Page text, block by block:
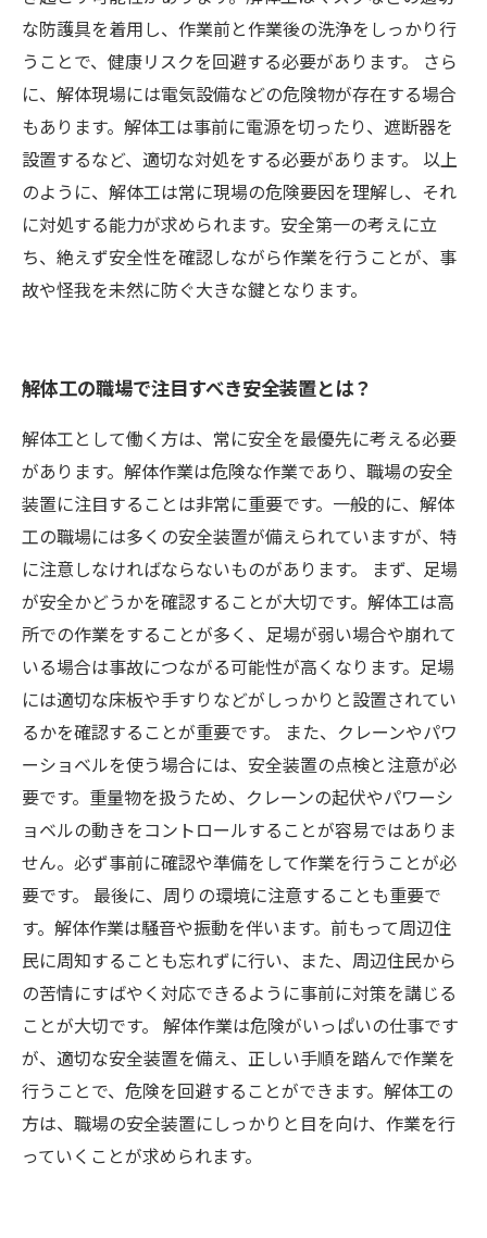
な防護具を着用し、作業前と作業後の洗浄をしっかり行
うことで、健康リスクを回避する必要があります。 さら
に、解体現場には電気設備などの危険物が存在する場合
もあります。解体工は事前に電源を切ったり、遮断器を
設置するなど、適切な対処をする必要があります。 以上
のように、解体工は常に現場の危険要因を理解し、それ
に対処する能力が求められます。安全第一の考えに立
ち、絶えず安全性を確認しながら作業を行うことが、事
故や怪我を未然に防ぐ大きな鍵となります。
解体工の職場で注目すべき安全装置とは？
解体工として働く方は、常に安全を最優先に考える必要
があります。解体作業は危険な作業であり、職場の安全
装置に注目することは非常に重要です。一般的に、解体
工の職場には多くの安全装置が備えられていますが、特
に注意しなければならないものがあります。 まず、足場
が安全かどうかを確認することが大切です。解体工は高
所での作業をすることが多く、足場が弱い場合や崩れて
いる場合は事故につながる可能性が高くなります。足場
には適切な床板や手すりなどがしっかりと設置されてい
るかを確認することが重要です。 また、クレーンやパワ
ーショベルを使う場合には、安全装置の点検と注意が必
要です。重量物を扱うため、クレーンの起伏やパワーシ
ョベルの動きをコントロールすることが容易ではありま
せん。必ず事前に確認や準備をして作業を行うことが必
要です。 最後に、周りの環境に注意することも重要で
す。解体作業は騒音や振動を伴います。前もって周辺住
民に周知することも忘れずに行い、また、周辺住民から
の苦情にすばやく対応できるように事前に対策を講じる
ことが大切です。 解体作業は危険がいっぱいの仕事です
が、適切な安全装置を備え、正しい手順を踏んで作業を
行うことで、危険を回避することができます。解体工の
方は、職場の安全装置にしっかりと目を向け、作業を行
っていくことが求められます。